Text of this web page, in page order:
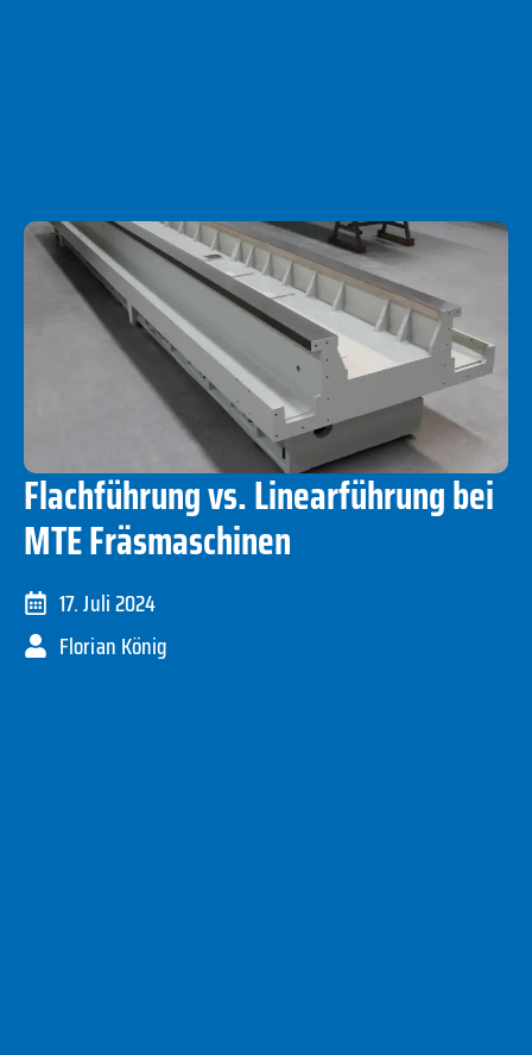
Flachführung vs. Linearführung bei
MTE Fräsmaschinen
17. Juli 2024
Florian König